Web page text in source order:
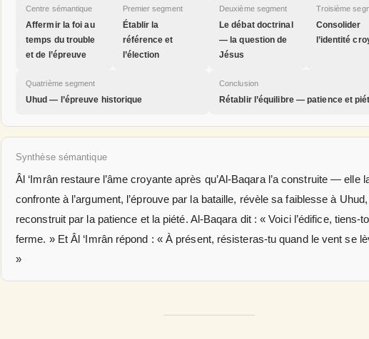
Centre sémantique
Affermir la foi au
temps du trouble
et de l’épreuve
Premier segment
Établir la
référence et
l’élection
Deuxième segment
Le débat doctrinal
— la question de
Jésus
Troisième
Consolider
l’identité
Quatrième segment
Uhud — l’épreuve historique
Conclusion
Rétablir l’équilibre — patience et
Synthèse sémantique
Âl ‘Imrân restaure l’âme croyante après qu’Al-Baqara l’a construite — elle
confronte à l’argument, l’éprouve par la bataille, révèle sa faiblesse à
reconstruit par la patience et la piété. Al-Baqara dit : « Voici l’édifice, tiens-
ferme. » Et Âl ‘Imrân répond : « À présent, résisteras-tu quand le vent se
»